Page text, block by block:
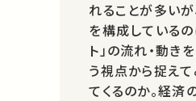
れることが多い
を構成しているの
ト」の流れ・動き
う視点から捉え
てくるのか。経